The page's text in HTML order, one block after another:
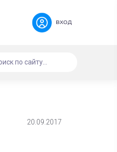
вход
20.09.2017